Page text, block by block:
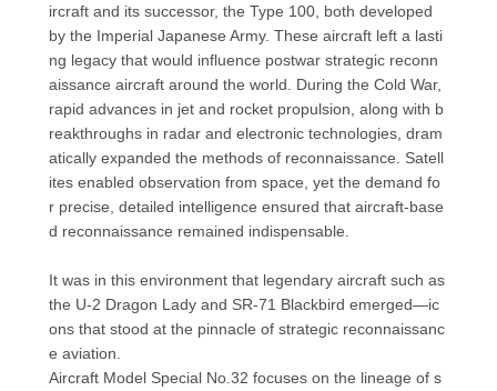
ircraft and its successor, the Type 100, both developed
by the Imperial Japanese Army. These aircraft left a lasti
ng legacy that would influence postwar strategic reconn
aissance aircraft around the world. During the Cold War,
rapid advances in jet and rocket propulsion, along with b
reakthroughs in radar and electronic technologies, dram
atically expanded the methods of reconnaissance. Satell
ites enabled observation from space, yet the demand fo
r precise, detailed intelligence ensured that aircraft-base
d reconnaissance remained indispensable.
It was in this environment that legendary aircraft such as
the U-2 Dragon Lady and SR-71 Blackbird emerged—ic
ons that stood at the pinnacle of strategic reconnaissanc
e aviation.
Aircraft Model Special No.32 focuses on the lineage of s